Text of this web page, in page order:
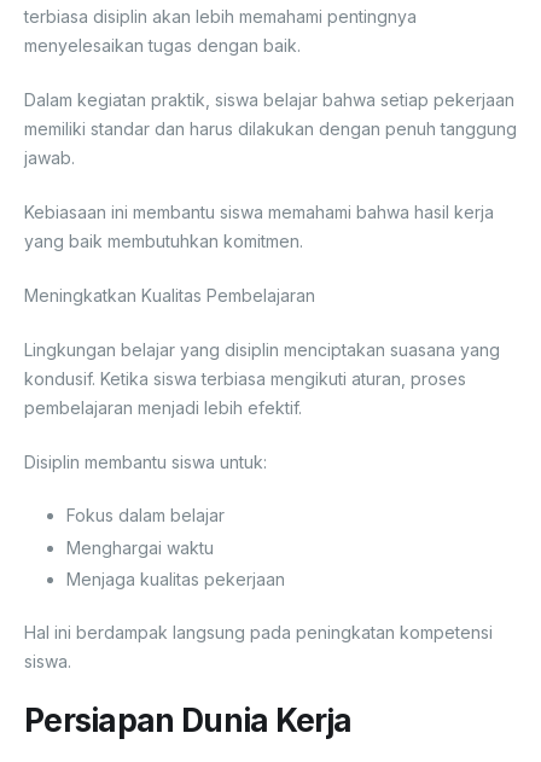
terbiasa disiplin akan lebih memahami pentingnya
menyelesaikan tugas dengan baik.
Dalam kegiatan praktik, siswa belajar bahwa setiap pekerjaan
memiliki standar dan harus dilakukan dengan penuh tanggung
jawab.
Kebiasaan ini membantu siswa memahami bahwa hasil kerja
yang baik membutuhkan komitmen.
Meningkatkan Kualitas Pembelajaran
Lingkungan belajar yang disiplin menciptakan suasana yang
kondusif. Ketika siswa terbiasa mengikuti aturan, proses
pembelajaran menjadi lebih efektif.
Disiplin membantu siswa untuk:
Fokus dalam belajar
Menghargai waktu
Menjaga kualitas pekerjaan
Hal ini berdampak langsung pada peningkatan kompetensi
siswa.
Persiapan Dunia Kerja